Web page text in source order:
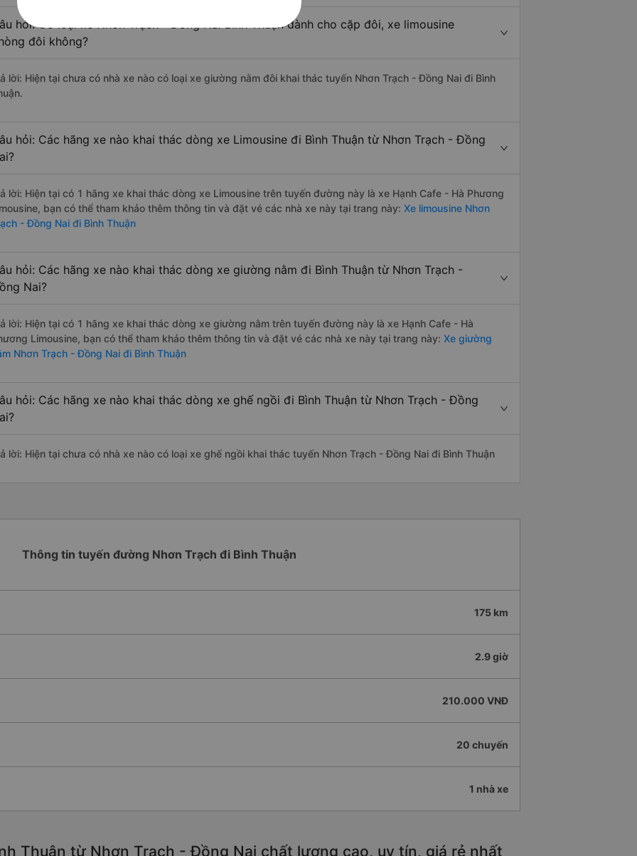
hỏi: Có loại xe Nhơn Trạch - Đồng Nai Bình Thuận dành cho cặp đôi, xe limousine
đôi không?
lời: Hiện tại chưa có nhà xe nào có loại xe giường nằm đôi khai thác tuyến Nhơn Trạch - Đồng Nai đi Bình
hỏi: Các hãng xe nào khai thác dòng xe Limousine đi Bình Thuận từ Nhơn Trạch - Đồng
lời: Hiện tại có 1 hãng xe khai thác dòng xe Limousine trên tuyến đường này là xe Hạnh Cafe - Hà Phương
bạn có thể tham khảo thêm thông tin và đặt vé các nhà xe này tại trang này: Xe limousine Nhơn
- Đồng Nai đi Bình Thuận
hỏi: Các hãng xe nào khai thác dòng xe giường nằm đi Bình Thuận từ Nhơn Trạch -
Nai?
lời: Hiện tại có 1 hãng xe khai thác dòng xe giường nằm trên tuyến đường này là xe Hạnh Cafe - Hà
Limousine, bạn có thể tham khảo thêm thông tin và đặt vé các nhà xe này tại trang này: Xe giường
Nhơn Trạch - Đồng Nai đi Bình Thuận
hỏi: Các hãng xe nào khai thác dòng xe ghế ngồi đi Bình Thuận từ Nhơn Trạch - Đồng
lời: Hiện tại chưa có nhà xe nào có loại xe ghế ngồi khai thác tuyến Nhơn Trạch - Đồng Nai đi Bình Thuận
Thông tin tuyến đường Nhơn Trạch đi Bình Thuận
175 km
2.9 giờ
210.000 VNĐ
20 chuyến
1 nhà xe
Thuận từ Nhơn Trạch - Đồng Nai chất lượng cao, uy tín, giá rẻ nhất